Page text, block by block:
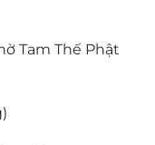
Tam Thế Phật